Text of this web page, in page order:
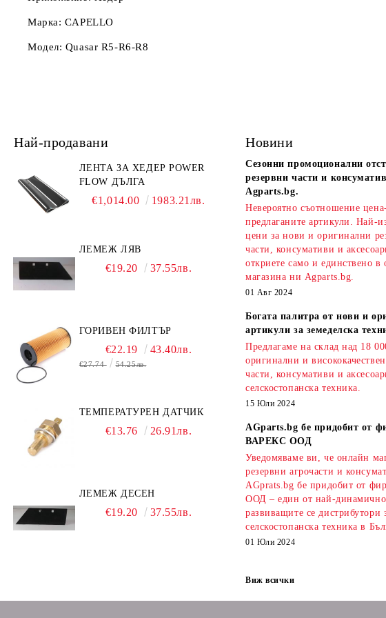
Марка: CAPELLO
Модел: Quasar R5-R6-R8
Най-продавани
ЛЕНТА ЗА ХЕДЕР POWER
FLOW ДЪЛГА
€1,014.00 1983.21лв.
ЛЕМЕЖ ЛЯВ
€19.20 37.55лв.
ГОРИВЕН ФИЛТЪР
€22.19 43.40лв.
€27.74 54.25лв.
ТЕМПЕРАТУРЕН ДАТЧИК
€13.76 26.91лв.
ЛЕМЕЖ ДЕСЕН
€19.20 37.55лв.
Новини
Сезонни промоционални
резервни части и
Agparts.bg.
Невероятно съотношение
предлаганите артикули. Най-
цени за нови и оригинални
части, консумативи и
откриете само и единствено в
магазина ни Agparts.bg.
01 Авг 2024
Богата палитра от нови и
артикули за земеделска
Предлагаме на склад над 18
оригинални и
части, консумативи и
селскостопанска техника.
15 Юли 2024
AGparts.bg бе придобит от
ВАРЕКС ООД
Уведомяваме ви, че онлайн
резервни агрочасти и
AGprats.bg бе придобит от
ООД – един от най-динамично
развиващите се дистрибутори
селскостопанска техника в
01 Юли 2024
Виж всички